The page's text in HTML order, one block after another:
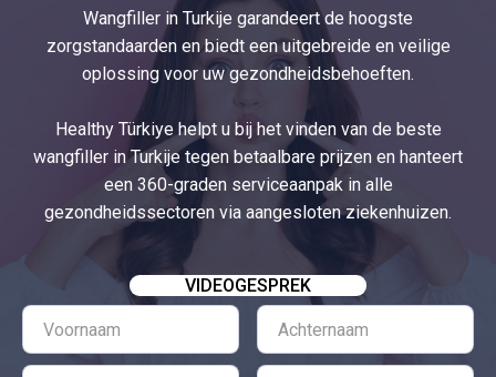
Wangfiller in Turkije garandeert de hoogste
zorgstandaarden en biedt een uitgebreide en veilige
oplossing voor uw gezondheidsbehoeften.
Healthy Türkiye helpt u bij het vinden van de beste
wangfiller in Turkije tegen betaalbare prijzen en hanteert
een 360-graden serviceaanpak in alle
gezondheidssectoren via aangesloten ziekenhuizen.
VIDEOGESPREK